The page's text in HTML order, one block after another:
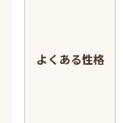
よくある性格